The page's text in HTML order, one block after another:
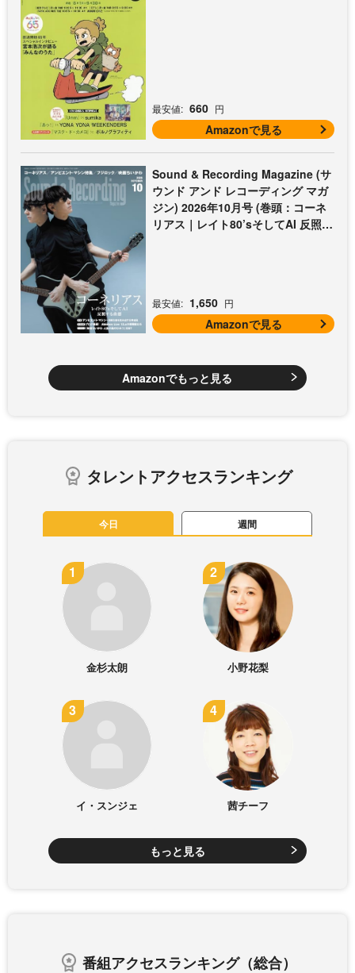
最安値: 660 円
Amazonで見る
Sound & Recording Magazine (サ
ウンド アンド レコーディング マガ
ジン) 2026年10月号 (巻頭：コーネ
リアス｜レイト80’sそしてAI 反照す
最安値: 1,650 円
Amazonで見る
Amazonでもっと見る
タレントアクセスランキング
今日 週間
金杉太朗 小野花梨
イ・スンジェ 茜チーフ
もっと見る
番組アクセスランキング（総合）